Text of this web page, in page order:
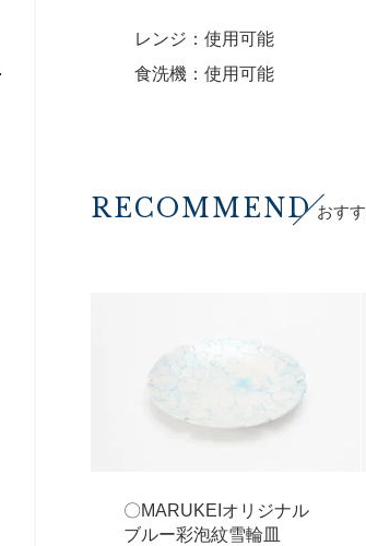
レンジ：使用可能
食洗機：使用可能
RECOMMEND おす
〇MARUKEIオリジナル
ブルー彩泡紋雪輪皿